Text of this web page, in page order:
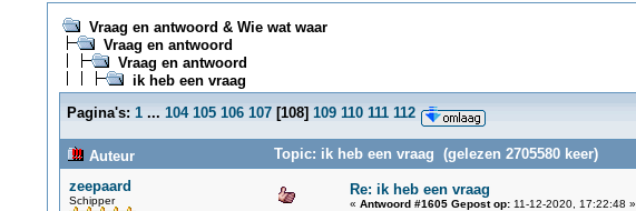
Vraag en antwoord & Wie wat waar
Vraag en antwoord
Vraag en antwoord
ik heb een vraag
Pagina's: 1 ... 104 105 106 107[108] 109 110 111 112
Auteur
Topic: ik heb een vraag (gelezen 2705580 keer)
zeepaard
Schipper
Re: ik heb een vraag
« Antwoord #1605 Gepost op:11-12-2020, 17:22:48 »